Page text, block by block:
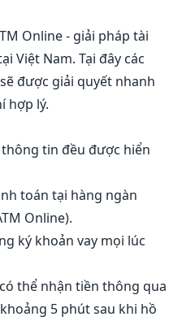
Online - giải pháp tài
Việt Nam. Tại đây các
được giải quyết nhanh
hợp lý.
tin đều được hiển
toán tại hàng ngàn
Online).
ký khoản vay mọi lúc
thể nhận tiền thông qua
5 phút sau khi hồ